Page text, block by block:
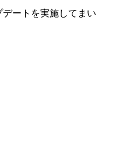
ートを実施してまい